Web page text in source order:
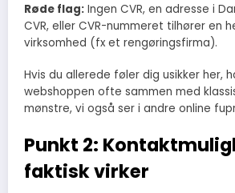
Røde flag: Ingen CVR, en adresse i
CVR, eller CVR-nummeret tilhører en
virksomhed (fx et rengøringsfirma).
Hvis du allerede føler dig usikker her,
webshoppen ofte sammen med
mønstre, vi også ser i andre online
Punkt 2:
faktisk virker